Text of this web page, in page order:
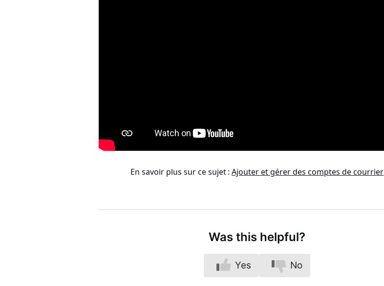
En savoir plus sur ce sujet :Ajouter et gérer des comptes de courrier
Was this helpful?
Yes No